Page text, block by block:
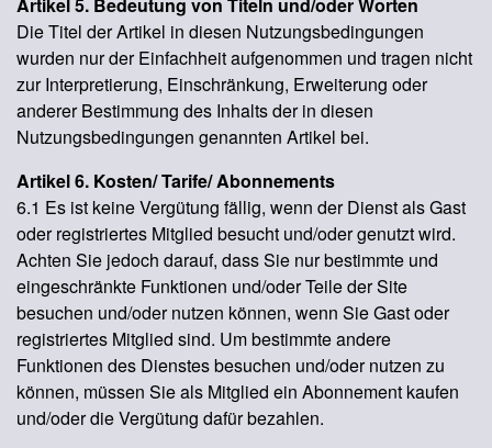
Die Titel der Artikel in diesen Nutzungsbedingungen
wurden nur der Einfachheit aufgenommen und tragen nicht
zur Interpretierung, Einschränkung, Erweiterung oder
anderer Bestimmung des Inhalts der in diesen
Nutzungsbedingungen genannten Artikel bei.
Artikel 6. Kosten/ Tarife/ Abonnements
6.1 Es ist keine Vergütung fällig, wenn der Dienst als Gast
oder registriertes Mitglied besucht und/oder genutzt wird.
Achten Sie jedoch darauf, dass Sie nur bestimmte und
eingeschränkte Funktionen und/oder Teile der Site
besuchen und/oder nutzen können, wenn Sie Gast oder
registriertes Mitglied sind. Um bestimmte andere
Funktionen des Dienstes besuchen und/oder nutzen zu
können, müssen Sie als Mitglied ein Abonnement kaufen
und/oder die Vergütung dafür bezahlen.